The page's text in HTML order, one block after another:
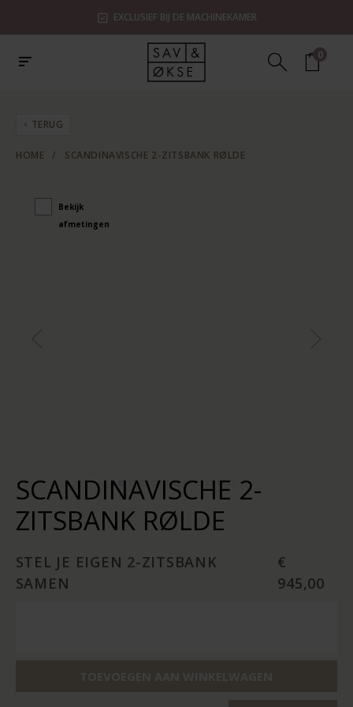
EXCLUSIEF BIJ DE MACHINEKAMER
0
TERUG
HOME / SCANDINAVISCHE 2-ZITSBANK RØLDE
Bekijk
afmetingen
SCANDINAVISCHE 2-
ZITSBANK RØLDE
STEL JE EIGEN 2-ZITSBANK
SAMEN
€
945,00